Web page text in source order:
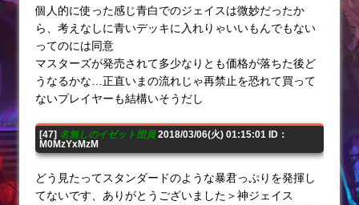
個人的に使った感じ青白でのジェイスは微妙だったか
ら、考えなしに青いデッキに入れりゃいいもんでもない
ってのには同意
マスターズが発売されて多少なりとも価格が落ちた後ど
うなるかな…正直いまの流れじゃ再禁止を恐れて買って
ないプレイヤーも結構いそうだし
[47] 名無しのイゼット団員2018/03/06(火) 01:15:01 ID：
M0MzYxMzM
どう見たってスタンダードのような暴君っぷりを発揮し
てないです、ありがとうございました＞神ジェイス